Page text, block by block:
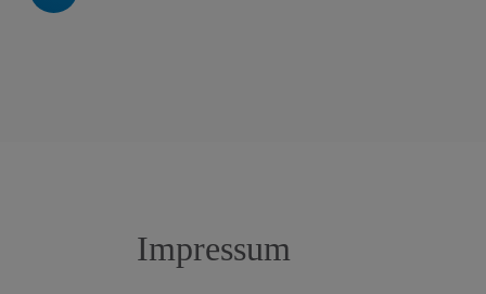
Impressum